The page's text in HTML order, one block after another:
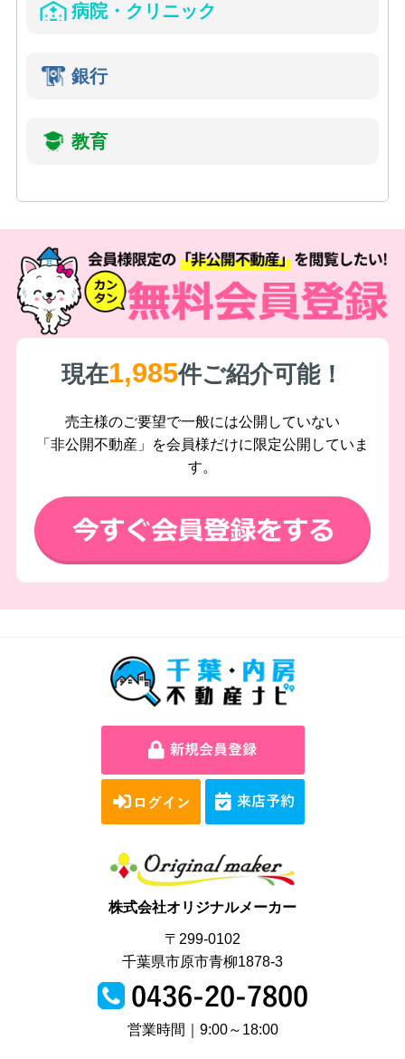
病院・クリニック
銀行
教育
現在1,985件ご紹介可能！
売主様のご要望で一般には公開していない
「非公開不動産」を会員様だけに限定公開していま
す。
株式会社オリジナルメーカー
〒299-0102
千葉県市原市青柳1878-3
営業時間｜9:00～18:00